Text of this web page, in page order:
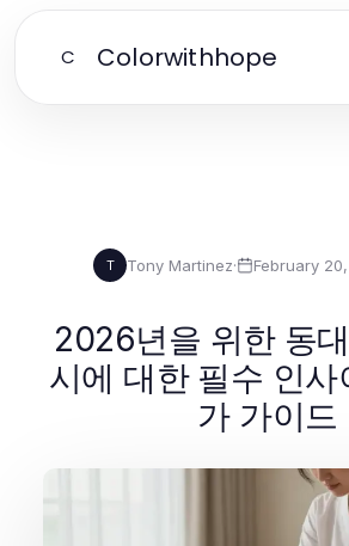
C Colorwithhope
T Tony Martinez· February
2026년을 위한 동
시에 대한 필수 인사
가 가이드